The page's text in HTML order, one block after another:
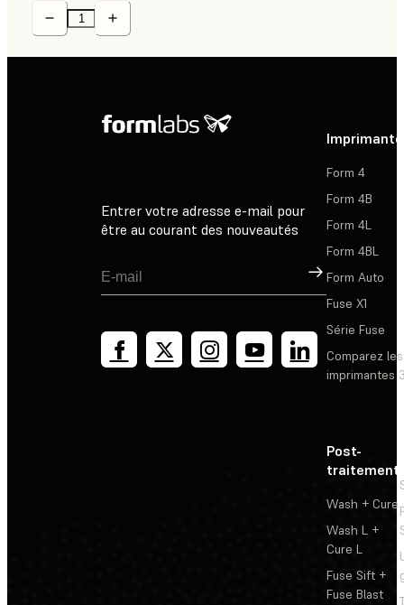
Entrer votre adresse e-mail pour
être au courant des nouveautés
Inscription
Form 4
Form 4B
Form 4L
Form 4BL
Form Auto
Fuse X1
Série Fuse
Comparez les
imprimantes
Post-
traitement
Wash + Cure
Wash L +
Cure L
Fuse Sift +
Fuse Blast